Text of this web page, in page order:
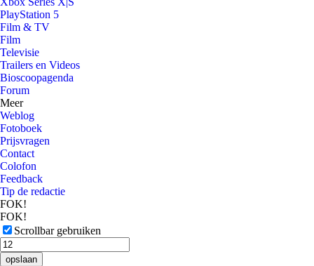
PlayStation 5
Film & TV
Film
Televisie
Trailers en Videos
Bioscoopagenda
Forum
Meer
Weblog
Fotoboek
Prijsvragen
Contact
Colofon
Feedback
Tip de redactie
FOK!
FOK!
Scrollbar gebruiken
opslaan